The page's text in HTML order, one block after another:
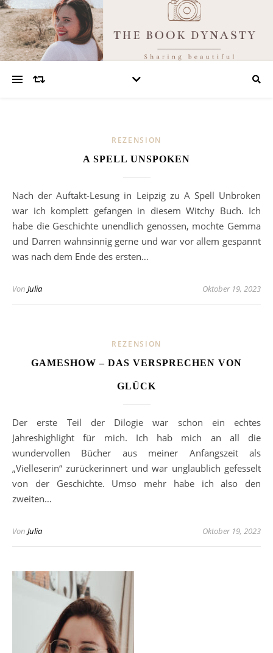
REZENSION
A SPELL UNSPOKEN
Nach der Auftakt-Lesung in Leipzig zu A Spell Unbroken
war ich komplett gefangen in diesem Witchy Buch. Ich
habe die Geschichte unendlich genossen, mochte Gemma
und Darren wahnsinnig gerne und war vor allem gespannt
was nach dem Ende des ersten…
Von Julia Oktober 19, 2023
REZENSION
GAMESHOW – DAS VERSPRECHEN VON
GLÜCK
Der erste Teil der Dilogie war schon ein echtes
Jahreshighlight für mich. Ich hab mich an all die
wundervollen Bücher aus meiner Anfangszeit als
„Vielleserin“ zurückerinnert und war unglaublich gefesselt
von der Geschichte. Umso mehr habe ich also den
zweiten…
Von Julia Oktober 19, 2023